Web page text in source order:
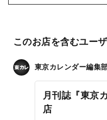
このお店を含むユー
東京カレンダー編集
月刊誌『東京
店